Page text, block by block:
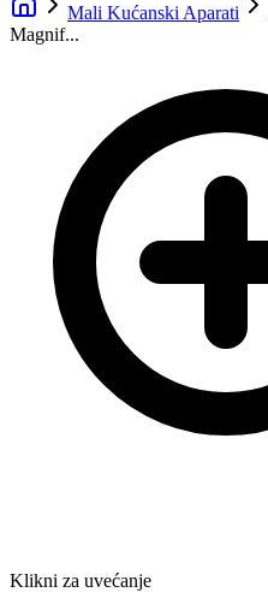
Mali Kućanski Aparati
Magnif...
Klikni za uvećanje